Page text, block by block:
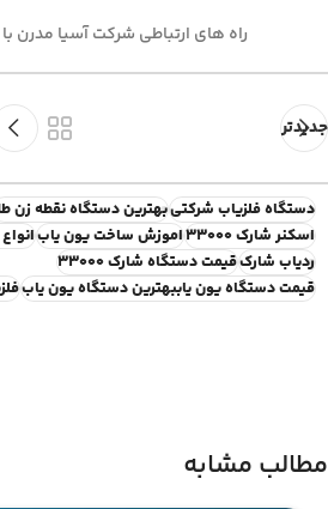
راه های ارتباطی شرکت آسیا مدرن با
جدیدتر
دستگاه فلزیاب شرکتیبهترین دستگاه نقطه زن
اسکنر شارک ۳۳۰۰۰
اموزش ساخت یون یاب
ردیاب شارکقیمت دستگاه شارک 33000
قیمت دستگاه یون یاببهترین دستگاه یون یاب
مطالب مشابه